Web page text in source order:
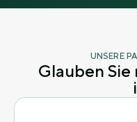
UNSERE
Glauben